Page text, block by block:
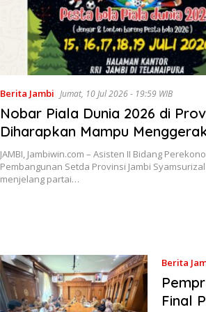
Berita Jambi Jumat, 10 Jul 2026 - 19:59 WIB
Nobar Piala Dunia 2026 di
Diharapkan Mampu
Ekonomi Pelaku UMKM
JAMBI, Jambiwin.com – Asisten II Bidang
Pembangunan Setda Provinsi Jambi
menjelang partai…
Berita
Final